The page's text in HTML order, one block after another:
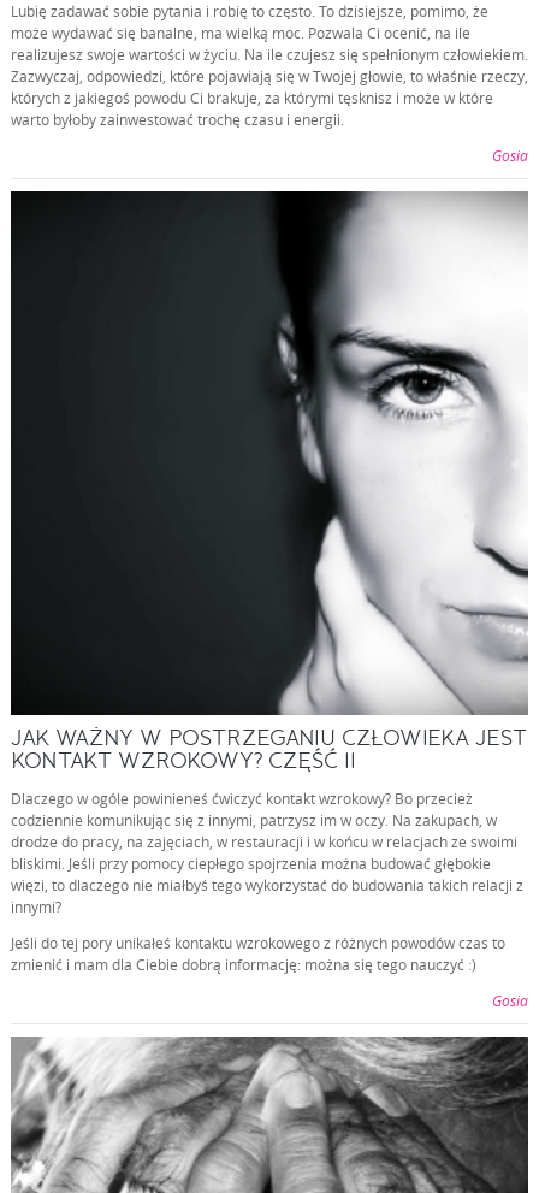
Lubię zadawać sobie pytania i robię to często. To dzisiejsze, pomimo, że
może wydawać się banalne, ma wielką moc. Pozwala Ci ocenić, na ile
realizujesz swoje wartości w życiu. Na ile czujesz się spełnionym człowiekiem.
Zazwyczaj, odpowiedzi, które pojawiają się w Twojej głowie, to właśnie rzeczy,
których z jakiegoś powodu Ci brakuje, za którymi tęsknisz i może w które
warto byłoby zainwestować trochę czasu i energii.
Gosia
JAK WAŻNY W POSTRZEGANIU CZŁOWIEKA JEST
KONTAKT WZROKOWY? CZĘŚĆ II
Dlaczego w ogóle powinieneś ćwiczyć kontakt wzrokowy? Bo przecież
codziennie komunikując się z innymi, patrzysz im w oczy. Na zakupach, w
drodze do pracy, na zajęciach, w restauracji i w końcu w relacjach ze swoimi
bliskimi. Jeśli przy pomocy ciepłego spojrzenia można budować głębokie
więzi, to dlaczego nie miałbyś tego wykorzystać do budowania takich relacji z
innymi?
Jeśli do tej pory unikałeś kontaktu wzrokowego z różnych powodów czas to
zmienić i mam dla Ciebie dobrą informację: można się tego nauczyć :)
Gosia